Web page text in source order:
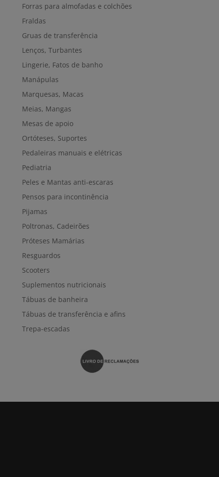
Forras para almofadas e colchões
Fraldas
Gruas de transferência
Lenços, Turbantes
Lingerie, Fatos de banho
Manápulas
Marquesas, Macas
Meias, Mangas
Mesas de apoio
Ortóteses, Suportes
Pedaleiras manuais e elétricas
Pediatria
Peles e Mantas anti-escaras
Pensos para incontinência
Pijamas
Poltronas, Cadeirões
Próteses Mamárias
Resguardos
Scooters
Suplementos nutricionais
Tábuas de banheira
Tábuas de transferência e afins
Trepa-escadas